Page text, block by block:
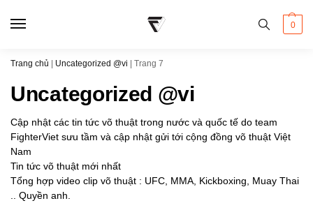
0
Trang chủ Uncategorized @vi Trang 7
Uncategorized @vi
Cập nhật các tin tức võ thuật trong nước và quốc tế do team
FighterViet sưu tầm và cập nhật gửi tới cộng đồng võ thuật Việt
Nam
Tin tức võ thuật mới nhất
Tổng hợp video clip võ thuật : UFC, MMA, Kickboxing, Muay Thai
.. Quyền anh.